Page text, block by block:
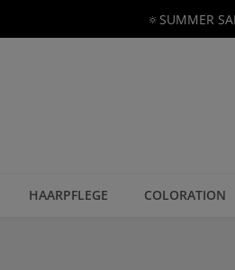
🔅SUMMER
HAARPFLEGE COLORATION